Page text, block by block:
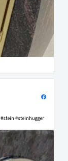
#steinhugger